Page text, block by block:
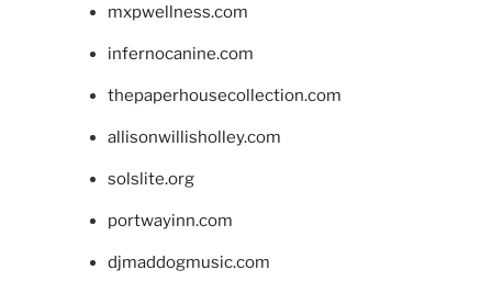
mxpwellness.com
infernocanine.com
thepaperhousecollection.com
allisonwillisholley.com
solslite.org
portwayinn.com
djmaddogmusic.com